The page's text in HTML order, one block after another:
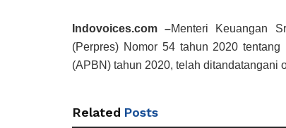
Indovoices.com –Menteri Keuangan
(Perpres) Nomor 54 tahun 2020
(APBN) tahun 2020, telah ditandatangani
Related Posts